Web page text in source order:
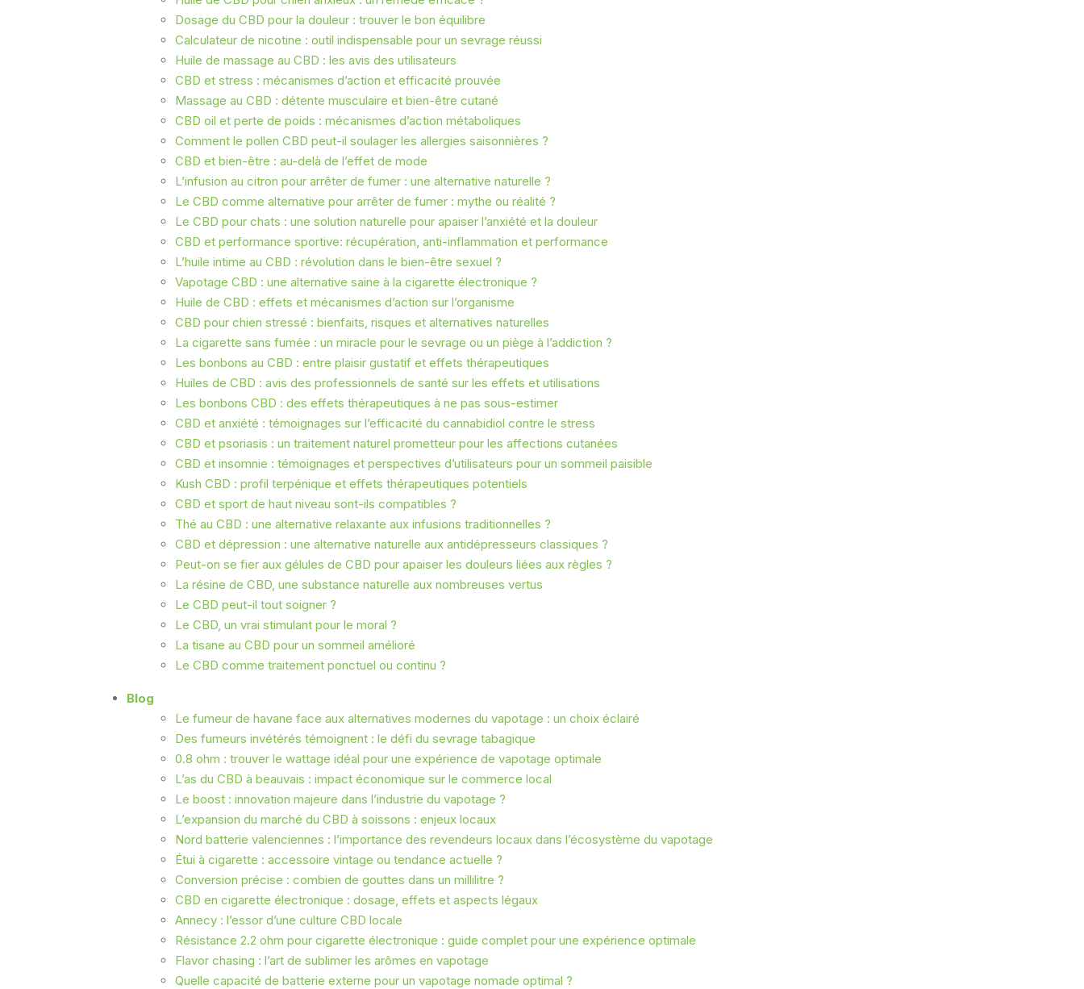
Dosage du CBD pour la douleur : trouver le bon équilibre
Calculateur de nicotine : outil indispensable pour un sevrage réussi
Huile de massage au CBD : les avis des utilisateurs
CBD et stress : mécanismes d’action et efficacité prouvée
Massage au CBD : détente musculaire et bien-être cutané
CBD oil et perte de poids : mécanismes d’action métaboliques
Comment le pollen CBD peut-il soulager les allergies saisonnières ?
CBD et bien-être : au-delà de l’effet de mode
L’infusion au citron pour arrêter de fumer : une alternative naturelle ?
Le CBD comme alternative pour arrêter de fumer : mythe ou réalité ?
Le CBD pour chats : une solution naturelle pour apaiser l’anxiété et la douleur
CBD et performance sportive: récupération, anti-inflammation et performance
L’huile intime au CBD : révolution dans le bien-être sexuel ?
Vapotage CBD : une alternative saine à la cigarette électronique ?
Huile de CBD : effets et mécanismes d’action sur l’organisme
CBD pour chien stressé : bienfaits, risques et alternatives naturelles
La cigarette sans fumée : un miracle pour le sevrage ou un piège à l’addiction ?
Les bonbons au CBD : entre plaisir gustatif et effets thérapeutiques
Huiles de CBD : avis des professionnels de santé sur les effets et utilisations
Les bonbons CBD : des effets thérapeutiques à ne pas sous-estimer
CBD et anxiété : témoignages sur l’efficacité du cannabidiol contre le stress
CBD et psoriasis : un traitement naturel prometteur pour les affections cutanées
CBD et insomnie : témoignages et perspectives d’utilisateurs pour un sommeil paisible
Kush CBD : profil terpénique et effets thérapeutiques potentiels
CBD et sport de haut niveau sont-ils compatibles ?
Thé au CBD : une alternative relaxante aux infusions traditionnelles ?
CBD et dépression : une alternative naturelle aux antidépresseurs classiques ?
Peut-on se fier aux gélules de CBD pour apaiser les douleurs liées aux règles ?
La résine de CBD, une substance naturelle aux nombreuses vertus
Le CBD peut-il tout soigner ?
Le CBD, un vrai stimulant pour le moral ?
La tisane au CBD pour un sommeil amélioré
Le CBD comme traitement ponctuel ou continu ?
Blog
Le fumeur de havane face aux alternatives modernes du vapotage : un choix éclairé
Des fumeurs invétérés témoignent : le défi du sevrage tabagique
0.8 ohm : trouver le wattage idéal pour une expérience de vapotage optimale
L’as du CBD à beauvais : impact économique sur le commerce local
Le boost : innovation majeure dans l’industrie du vapotage ?
L’expansion du marché du CBD à soissons : enjeux locaux
Nord batterie valenciennes : l’importance des revendeurs locaux dans l’écosystème du vapotage
Étui à cigarette : accessoire vintage ou tendance actuelle ?
Conversion précise : combien de gouttes dans un millilitre ?
CBD en cigarette électronique : dosage, effets et aspects légaux
Annecy : l’essor d’une culture CBD locale
Résistance 2.2 ohm pour cigarette électronique : guide complet pour une expérience optimale
Flavor chasing : l’art de sublimer les arômes en vapotage
Quelle capacité de batterie externe pour un vapotage nomade optimal ?